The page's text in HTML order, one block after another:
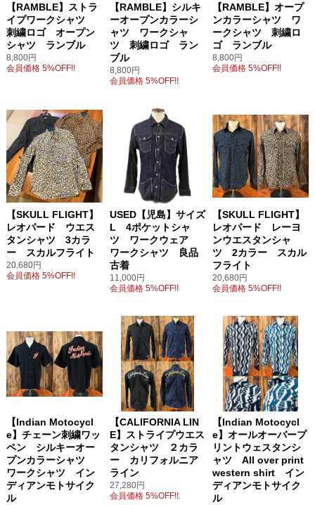
【RAMBLE】ストラ
イプワークシャツ
刺繍ロゴ オープン
シャツ ランブル
8,800円
会員価格 5%OFF!!
【RAMBLE】シルキ
ーオープンカラーシ
ャツ ワークシャ
ツ 刺繍ロゴ ラン
ブル
8,800円
会員価格 5%OFF!!
【RAMBLE】オープ
ンカラーシャツ ワ
ークシャツ 刺繍ロ
ゴ ランブル
8,800円
会員価格 5%OFF!!
【SKULL FLIGHT】
レオパード ウエス
タンシャツ 3カラ
ー スカルフライト
20,680円
会員価格 5%OFF!!
USED【児島】サイズ
L 4ポケットシャ
ツ ワークウェア
ワークシャツ 良品
古着
11,000円
会員価格 5%OFF!!
【SKULL FLIGHT】
レオパード レーヨ
ンウエスタンシャ
ツ 2カラー スカル
フライト
20,680円
会員価格 5%OFF!!
【Indian Motocycl
e】チェーン刺繍ワッ
ペン シルキーオー
プンカラーシャツ
ワークシャツ イン
ディアンモトサイク
ル
【CALIFORNIA LIN
E】ストライプウエス
タンシャツ ２カラ
ー カリフォルニア
ライン
27,280円
会員価格 5%OFF!!
【Indian Motocycl
e】オールオーバープ
リントウェスタンシ
ャツ All over print
western shirt イン
ディアンモトサイク
ル